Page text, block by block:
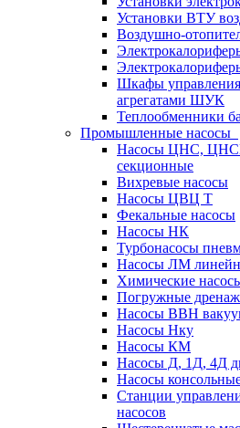
Установки ВТУ
Воздушно-
Шкафы
агрегатами ШУК
Теплообменники
Промышленные насосы
Насосы ЦНС, ЦНСГ
секционные
Вихревые насосы
Насосы ЦВЦ Т
Фекальные насосы
Насосы НК
Турбонасосы
Насосы ЛМ
Химические
Погружные
Насосы ВВН
Насосы Нку
Насосы КМ
Насосы Д, 1Д, 4Д
Насосы
Станции
насосов